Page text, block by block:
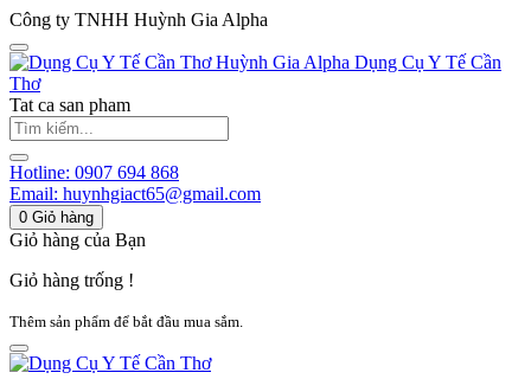
Công ty TNHH Huỳnh Gia Alpha
Huỳnh Gia Alpha Dụng Cụ Y Tế Cần
Thơ
Tat ca san pham
Hotline: 0907 694 868
Email: huynhgiact65@gmail.com
0 Giỏ hàng
Giỏ hàng của Bạn
Giỏ hàng trống !
Thêm sản phẩm để bắt đầu mua sắm.